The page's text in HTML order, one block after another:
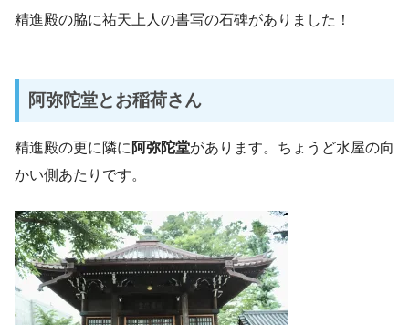
精進殿の脇に祐天上人の書写の石碑がありました！
阿弥陀堂とお稲荷さん
精進殿の更に隣に 阿弥陀堂があります。ちょうど水屋の向
かい側あたりです。